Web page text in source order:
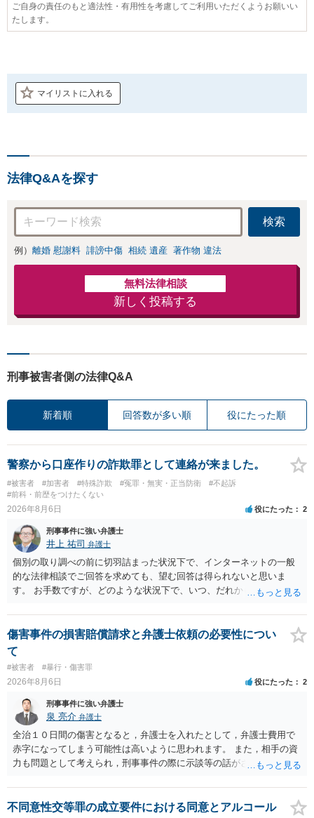
ご自身の責任のもと適法性・有用性を考慮してご利用いただくようお願いい
たします。
マイリストに入れる
法律Q&Aを探す
検索
例） 離婚 慰謝料 誹謗中傷 相続 遺産 著作物 違法
無料法律相談
新しく投稿する
刑事被害者側の法律Q&A
新着順 回答数が多い順 役にたった順
警察から口座作りの詐欺罪として連絡が来ました。
#被害者 #加害者 #特殊詐欺 #冤罪・無実・正当防衛
#不起訴
#前科・前歴をつけたくない
2026年8月6日 役にたった 2
刑事事件に強い弁護士
井上 祐司 弁護士
個別の取り調べの前に切羽詰まった状況下で、インターネットの一般
的な法律相談でご回答を求めても、望む回答は得られないと思いま
す。 お手数ですが、どのような状況下で、いつ、だれからどのような
の程度だと聞いているのかということについて、お近くで詳細な法律
相談を受けられたうえで対処方法を探された方がよいと思われます。
一般論でいえば、任意取り調べの場合、ＩＣレコーダーを持参して取
り調べ内容を録音することは必須だと考えます。
傷害事件の損害賠償請求と弁護士依頼の必要性につい
て
#被害者 #暴行・傷害罪
2026年8月6日 役にたった 2
刑事事件に強い弁護士
泉 亮介 弁護士
全治１０日間の傷害となると，弁護士を入れたとして，弁護士費用で
赤字になってしまう可能性は高いように思われます。 また，相手の資
力も問題として考えられ，刑事事件の際に示談等の話がされなかった
う。
不同意性交等罪の成立要件における同意とアルコール